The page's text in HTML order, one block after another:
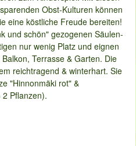
Obst-Kulturen können
eine köstliche Freude bereiten!
und schön" gezogenen Säulen-
nur wenig Platz und eignen
Terrasse & Garten. Die
reichtragend & winterhart. Sie
"Hinnonmäki rot" &
Pflanzen).